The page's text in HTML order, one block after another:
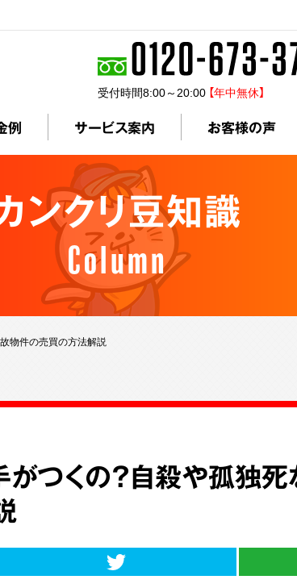
受付時間8:00～20:00 【年中無休】
例 サービス案内 お客様の声
ンクリ豆知識
Column
物件の売買の方法解説
つくの？自殺や孤独